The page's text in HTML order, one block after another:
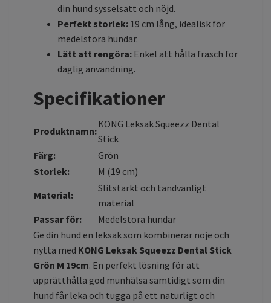
din hund sysselsatt och nöjd.
Perfekt storlek: 19 cm lång, idealisk för
medelstora hundar.
Lätt att rengöra: Enkel att hålla fräsch för
daglig användning.
Specifikationer
Produktnamn:
KONG Leksak Squeezz Dental
Stick
Färg:
Grön
Storlek:
M (19 cm)
Material:
Slitstarkt och tandvänligt
material
Passar för:
Medelstora hundar
Ge din hund en leksak som kombinerar nöje och
nytta med KONG Leksak Squeezz Dental Stick
Grön M 19cm. En perfekt lösning för att
upprätthålla god munhälsa samtidigt som din
hund får leka och tugga på ett naturligt och